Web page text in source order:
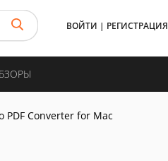
ВОЙТИ | РЕГИСТРАЦИЯ
PDF Converter for Mac